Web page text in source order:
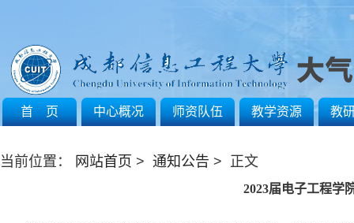
首 页 中心概况 师资队伍 教学资源 教
当前位置： 网站首页 > 通知公告 > 正文
2023届电子工程学